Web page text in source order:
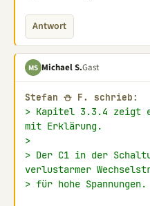
Antwort
MS Michael S.Gast
Stefan ⛄ F. schrieb:
> Kapitel 3.3.4 zeigt
mit Erklärung.
>
> Der C1 in der
verlustarmer
> für hohe Spannungen.